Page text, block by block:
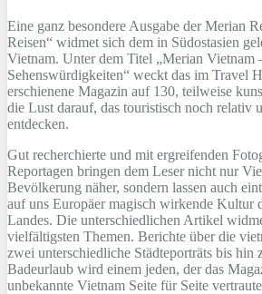
Eine ganz besondere Ausgabe der Merian
Reisen“ widmet sich dem in Südostasien
Vietnam. Unter dem Titel „Merian Vietnam
Sehenswürdigkeiten“ weckt das im Travel
erschienene Magazin auf 130, teilweise
die Lust darauf, das touristisch noch relativ
entdecken.
Gut recherchierte und mit ergreifenden
Reportagen bringen dem Leser nicht nur
Bevölkerung näher, sondern lassen auch
auf uns Europäer magisch wirkende Kultur
Landes. Die unterschiedlichen Artikel
vielfältigsten Themen. Berichte über die
zwei unterschiedliche Städteporträts bis hin
Badeurlaub wird einem jeden, der das
unbekannte Vietnam Seite für Seite